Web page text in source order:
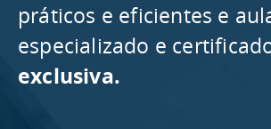
práticos e eficientes e
especializado e
exclusiva.